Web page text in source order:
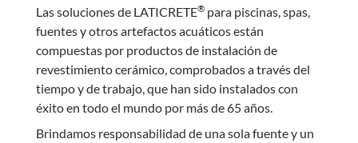
Las soluciones de LATICRETE® para piscinas, spas,
fuentes y otros artefactos acuáticos están
compuestas por productos de instalación de
revestimiento cerámico, comprobados a través del
tiempo y de trabajo, que han sido instalados con
éxito en todo el mundo por más de 65 años.
Brindamos responsabilidad de una sola fuente y un